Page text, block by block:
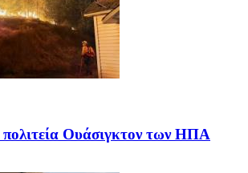
πολιτεία Ουάσιγκτον των ΗΠΑ